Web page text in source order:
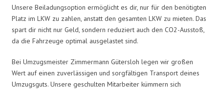
Unsere Beiladungsoption ermöglicht es dir, nur für den benötigten
Platz im LKW zu zahlen, anstatt den gesamten LKW zu mieten. Das
spart dir nicht nur Geld, sondern reduziert auch den CO2-Ausstoß,
da die Fahrzeuge optimal ausgelastet sind.
Bei Umzugsmeister Zimmermann Gütersloh legen wir großen
Wert auf einen zuverlässigen und sorgfältigen Transport deines
Umzugsguts. Unsere geschulten Mitarbeiter kümmern sich